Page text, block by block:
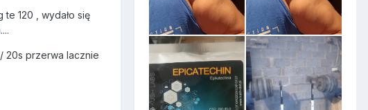
120 , wydało się
20s przerwa lacznie